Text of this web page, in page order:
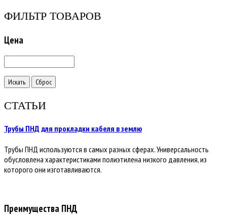
ФИЛЬТР ТОВАРОВ
Цена
СТАТЬИ
Трубы ПНД для прокладки кабеля в землю
Трубы ПНД используются в самых разных сферах. Универсальность
обусловлена характеристиками полиэтилена низкого давления, из
которого они изготавливаются.
Преимущества ПНД